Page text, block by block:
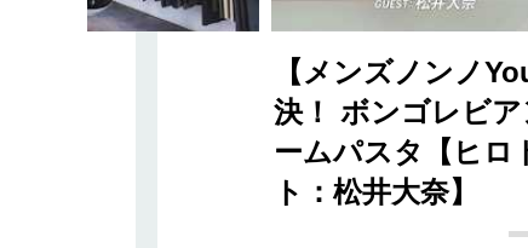
【メンズノンノ
決！ ボンゴレビ
ームパスタ【ヒ
ト：松井大奈】